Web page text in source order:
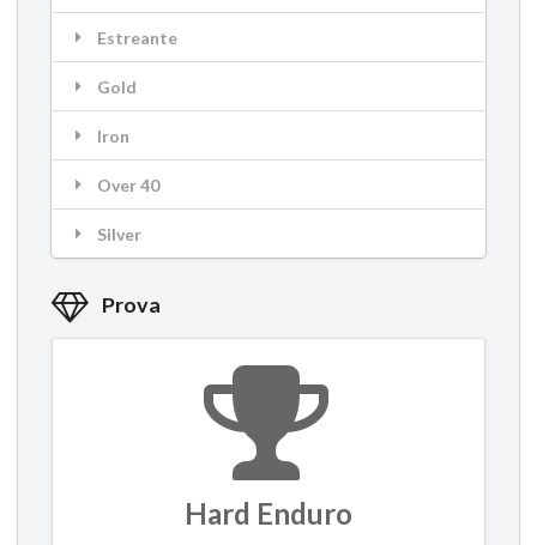
Estreante
Gold
Iron
Over 40
Silver
Prova
Hard Enduro